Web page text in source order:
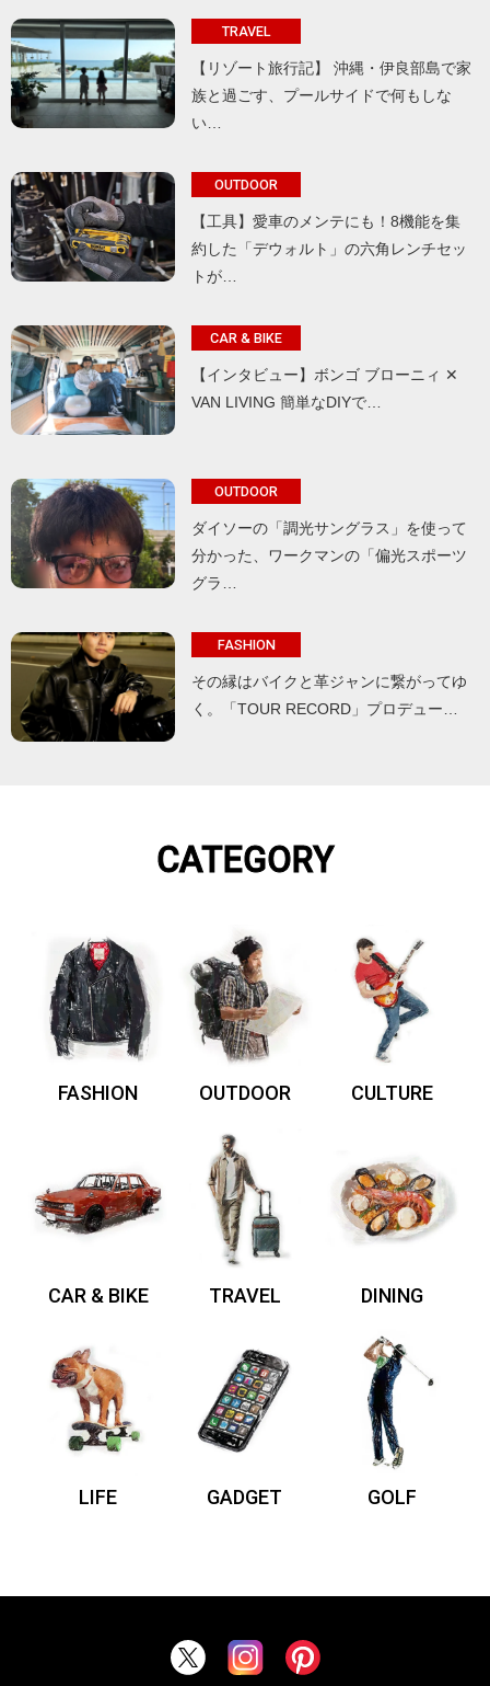
TRAVEL
【リゾート旅行記】 沖縄・伊良部島で家
族と過ごす、プールサイドで何もしな
い…
OUTDOOR
【工具】愛車のメンテにも！8機能を集
約した「デウォルト」の六角レンチセッ
トが…
CAR & BIKE
【インタビュー】ボンゴ ブローニィ ✕
VAN LIVING 簡単なDIYで…
OUTDOOR
ダイソーの「調光サングラス」を使って
分かった、ワークマンの「偏光スポーツ
グラ…
FASHION
その縁はバイクと革ジャンに繋がってゆ
く。「TOUR RECORD」プロデュー…
CATEGORY
FASHION OUTDOOR CULTURE
CAR & BIKE TRAVEL DINING
LIFE GADGET GOLF